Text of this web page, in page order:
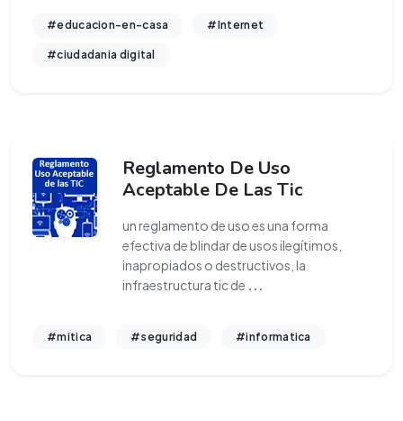
#educacion-en-casa #Internet
#ciudadania digital
Reglamento De Uso
Aceptable De Las Tic
un reglamento de uso es una forma
efectiva de blindar de usos ilegítimos,
inapropiados o destructivos, la
infraestructura tic de ...
#mitica #seguridad #informatica